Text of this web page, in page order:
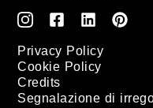
Privacy Policy
Cookie Policy
Credits
Segnalazione di